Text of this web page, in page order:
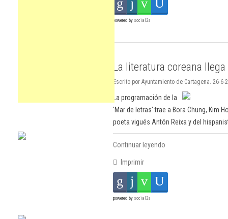
powered by social2s
La literatura coreana
Escrito por Ayuntamiento de Cartagena. 26-6-
La programación de la
'Mar de letras' trae a Bora Chung, Kim
poeta vigués Antón Reixa y del
Continuar leyendo
Imprimir
powered by social2s